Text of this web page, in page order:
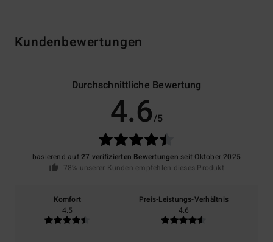
Kundenbewertungen
Durchschnittliche Bewertung
4.6/5
basierend auf27 verifizierten Bewertungen seit Oktober 2025
78% unserer Kunden empfehlen dieses Produkt
Komfort
4.5
Preis-Leistungs-Verhältnis
4.6